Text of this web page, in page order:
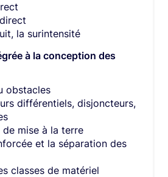
la surintensité
à la conception des
obstacles
différentiels, disjoncteurs,
de mise à la terre
et la séparation des
classes de matériel